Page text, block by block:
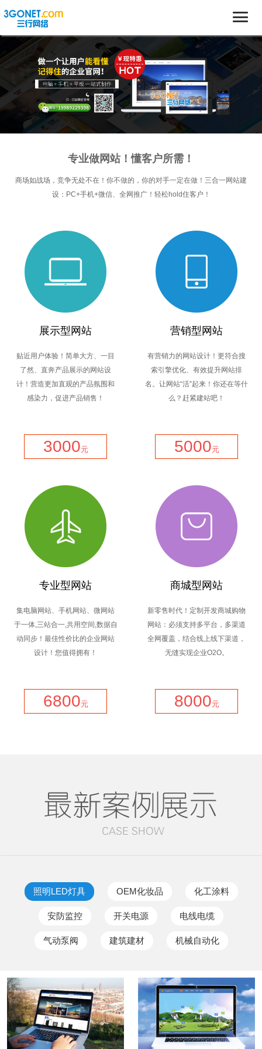
专业做网站！懂客户所需！
商场如战场，竞争无处不在！你不做的，你的对手一定在做！三合一网站建
设：PC+手机+微信、全网推广！轻松hold住客户！
展示型网站
贴近用户体验！简单大方、一目
了然、直奔产品展示的网站设
计！营造更加直观的产品氛围和
感染力，促进产品销售！
3000元
营销型网站
有营销力的网站设计！更符合搜
索引擎优化、有效提升网站排
名。让网站“活”起来！你还在等什
么？赶紧建站吧！
5000元
专业型网站
集电脑网站、手机网站、微网站
于一体,三站合一,共用空间,数据自
动同步！最佳性价比的企业网站
设计！您值得拥有！
6800元
商城型网站
新零售时代！定制开发商城购物
网站：必须支持多平台，多渠道
全网覆盖，结合线上线下渠道，
无缝实现企业O2O。
8000元
照明LED灯具 OEM化妆品 化工涂料
安防监控 开关电源 电线电缆
气动泵阀 建筑建材 机械自动化